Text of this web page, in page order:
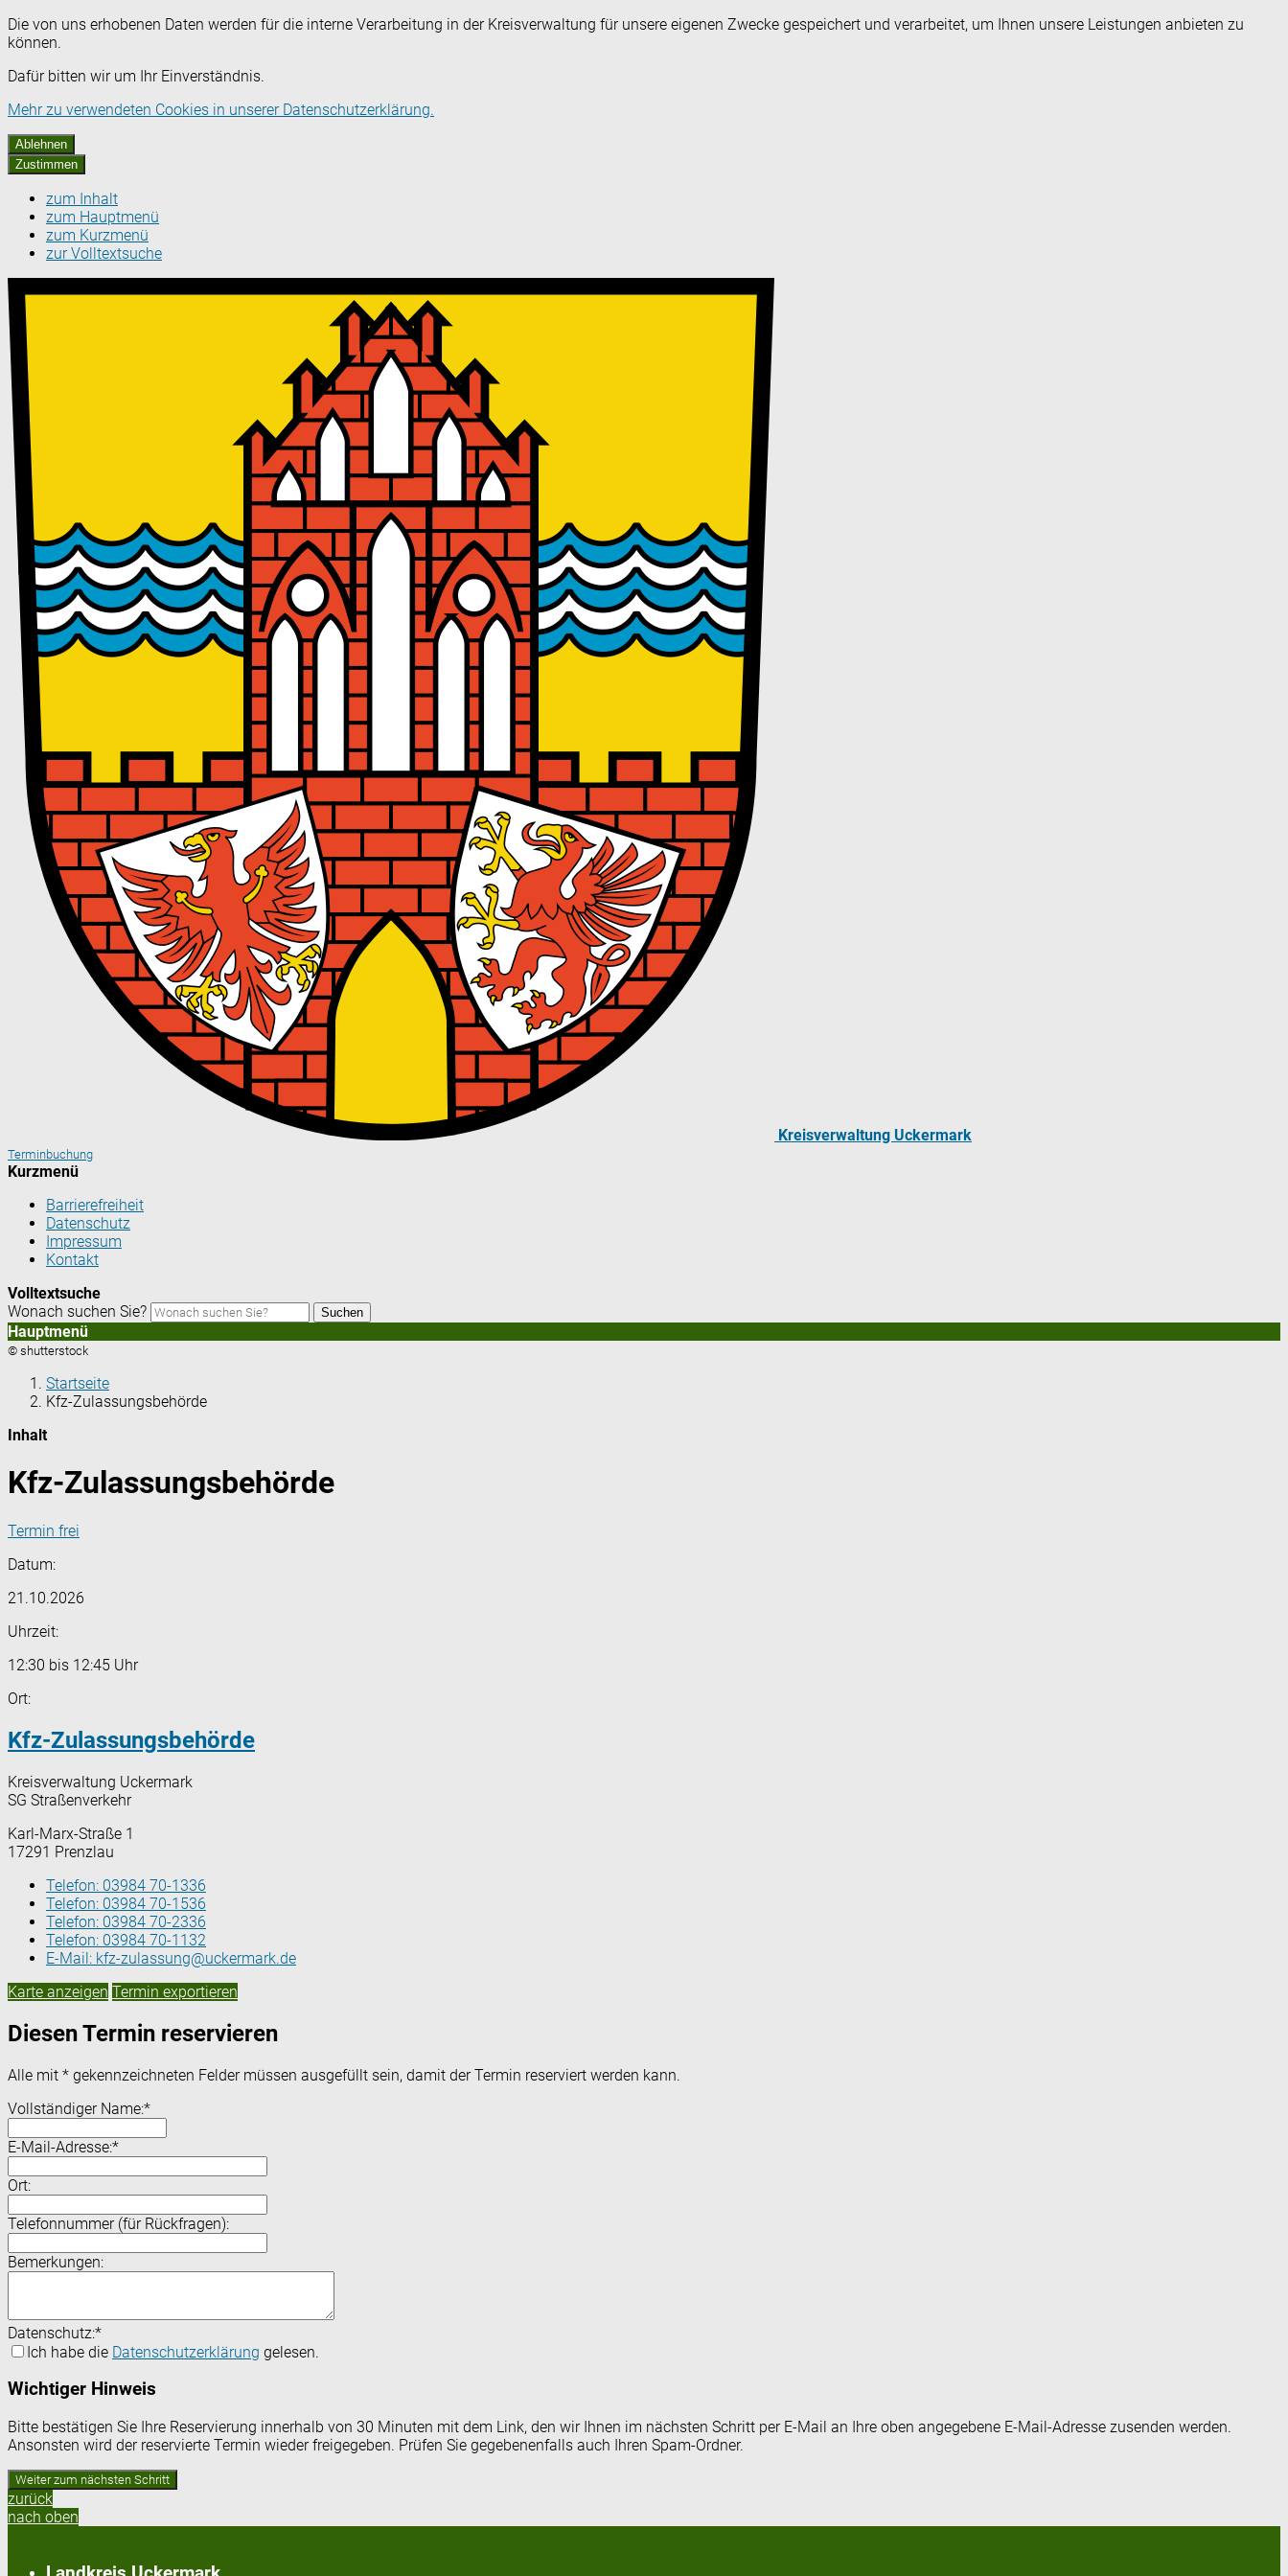
Die von uns erhobenen Daten werden für die interne Verarbeitung in der Kreisverwaltung für unsere eigenen Zwecke gespeichert und verarbeitet, um Ihnen unsere Leistungen anbieten zu
können.
Dafür bitten wir um Ihr Einverständnis.
Mehr zu verwendeten Cookies in unserer Datenschutzerklärung.
Ablehnen
Zustimmen
zum Inhalt
zum Hauptmenü
zum Kurzmenü
zur Volltextsuche
Kreisverwaltung Uckermark
Terminbuchung
Kurzmenü
Barrierefreiheit
Datenschutz
Impressum
Kontakt
Volltextsuche
Wonach suchen Sie?
Suchen
Hauptmenü
© shutterstock
Startseite
Kfz-Zulassungsbehörde
Inhalt
Kfz-Zulassungsbehörde
Termin frei
Datum:
21.10.2026
Uhrzeit:
12:30 bis 12:45 Uhr
Ort:
Kfz-Zulassungsbehörde
Kreisverwaltung Uckermark
SG Straßenverkehr
Karl-Marx-Straße 1
17291 Prenzlau
Telefon: 03984 70-1336
Telefon: 03984 70-1536
Telefon: 03984 70-2336
Telefon: 03984 70-1132
E-Mail: kfz-zulassung@uckermark.de
Karte anzeigen Termin exportieren
Diesen Termin reservieren
Alle mit * gekennzeichneten Felder müssen ausgefüllt sein, damit der Termin reserviert werden kann.
Vollständiger Name:*
E-Mail-Adresse:*
Ort:
Telefonnummer (für Rückfragen):
Bemerkungen:
Datenschutz:*
Ich habe die Datenschutzerklärung gelesen.
Wichtiger Hinweis
Bitte bestätigen Sie Ihre Reservierung innerhalb von 30 Minuten mit dem Link, den wir Ihnen im nächsten Schritt per E-Mail an Ihre oben angegebene E-Mail-Adresse zusenden werden.
Ansonsten wird der reservierte Termin wieder freigegeben. Prüfen Sie gegebenenfalls auch Ihren Spam-Ordner.
zurück
nach oben